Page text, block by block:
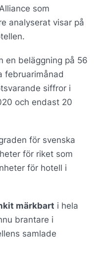
som
analyserat visar på
en beläggning på 56
februarimånad
siffror i
och endast 20
för svenska
för riket som
för hotell i
märkbart i hela
brantare i
samlade